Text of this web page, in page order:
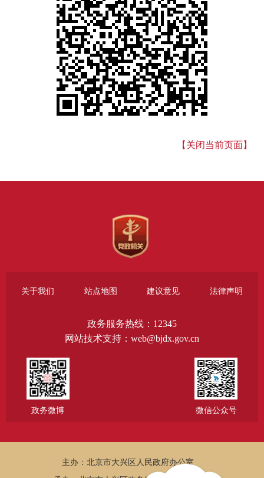
【关闭当前页面】
关于我们 站点地图 建议意见 法律声明
政务服务热线：12345
网站技术支持：web@bjdx.gov.cn
政务微博 微信公众号
主办：北京市大兴区人民政府办公室